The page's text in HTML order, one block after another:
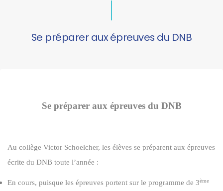
Se préparer aux épreuves du DNB
Se préparer aux épreuves du DNB
Au collège Victor Schoelcher, les élèves se préparent aux épreuves
écrite du DNB toute l’année :
En cours, puisque les épreuves portent sur le programme de 3ème